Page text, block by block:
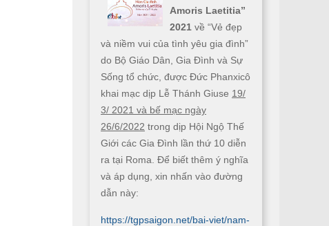
Amoris Laetitia”
2021 về “Vẻ đẹp
và niềm vui của tình yêu gia đình”
do Bộ Giáo Dân, Gia Đình và Sự
Sống tổ chức, được Đức Phanxicô
khai mạc dịp Lễ Thánh Giuse 19/
3/ 2021 và bế mạc ngày
26/6/2022 trong dịp Hội Ngộ Thế
Giới các Gia Đình lần thứ 10 diễn
ra tại Roma. Để biết thêm ý nghĩa
và áp dụng, xin nhấn vào đường
dẫn này:
https://tgpsaigon.net/bai-viet/nam-